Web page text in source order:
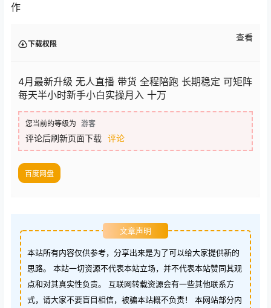
作
下载权限
查看
4月最新升级 无人直播 带货 全程陪跑 长期稳定 可矩阵
每天半小时新手小白实操月入 十万
您当前的等级为 游客
评论后刷新页面下载 评论
百度网盘
文章声明
本站所有内容仅供参考，分享出来是为了可以给大家提供新的
思路。 本站一切资源不代表本站立场，并不代表本站赞同其观
点和对其真实性负责。 互联网转载资源会有一些其他联系方
式，请大家不要盲目相信，被骗本站概不负责！ 本网站部分内